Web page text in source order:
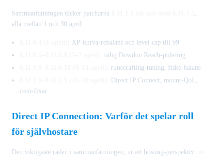
Sammanfattningen täcker patcharna
alla mellan 1 och 30 april:
: XP-kurva-rebalans och level cap till 99
: tidig Dowdun Reach-polering
: runecrafting-tuning, fiske-balans
: Direct IP Connect, mount-QoL,
item-fixar
Direct IP Connection: Varför det spelar roll
för självhostare
Den viktigaste raden i sammanfattningen, ur ett hosting-perspektiv: